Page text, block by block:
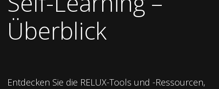
Überblick
Entdecken Sie die RELUX-Tools und -Ressourcen,